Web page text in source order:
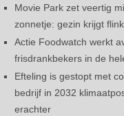
Movie Park zet veertig
zonnetje: gezin krijgt
Actie Foodwatch werkt
frisdrankbekers in de
Efteling is gestopt met
bedrijf in 2032
erachter